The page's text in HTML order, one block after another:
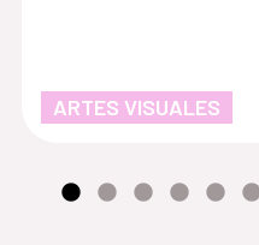
ARTES VISUALES